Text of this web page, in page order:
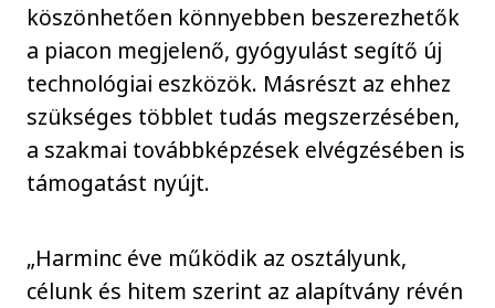
köszönhetően könnyebben beszerezhetők
a piacon megjelenő, gyógyulást segítő új
technológiai eszközök. Másrészt az ehhez
szükséges többlet tudás megszerzésében,
a szakmai továbbképzések elvégzésében is
támogatást nyújt.
„Harminc éve működik az osztályunk,
célunk és hitem szerint az alapítvány révén